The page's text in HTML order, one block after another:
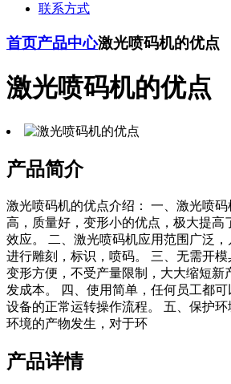
联系方式
首页产品中心激光喷码机的优点
激光喷码机的优点
产品简介
激光喷码机的优点介绍： 一、激光喷
高，质量好，变形小的优点，极大提高
效应。 二、激光喷码机应用范围广泛
进行雕刻，标识，喷码。 三、无需开模
变形方便，不受产量限制，大大缩短新
发成本。 四、使用简单，任何员工都
设备的正常运转操作流程。 五、保护
环境的产物发生，对于环
产品详情